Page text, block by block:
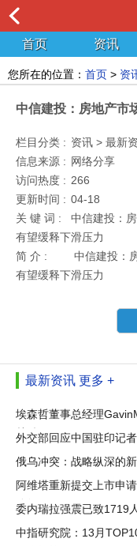
首页 资讯
您所在的位置： 首页 > 资
中信建投：房地产市
栏目分类 : 资讯 > 最新
信息来源 : 网络分享
访问热度 : 266
更新时间 : 04-18
关 键 词 :
中信建投：
有望缓释下滑压力
简 介 :
中信建投：
有望缓释下滑压力
最新资讯 更多 +
埃森哲董事总经理
关键
外交部回应中国驻印记
俄乌冲突：战略纵深的
阿维塔重新提交上市申
分红1.82
委内瑞拉强震已致1719
中指研究院：13月